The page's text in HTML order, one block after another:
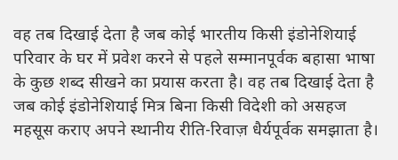
वह तब दिखाई देता है जब कोई भारतीय किसी इंडोनेशियाई
परिवार के घर में प्रवेश करने से पहले सम्मानपूर्वक बहासा भाषा
के कुछ शब्द सीखने का प्रयास करता है। वह तब दिखाई देता है
जब कोई इंडोनेशियाई मित्र बिना किसी विदेशी को असहज
महसूस कराए अपने स्थानीय रीति-रिवाज़ धैर्यपूर्वक समझाता है।